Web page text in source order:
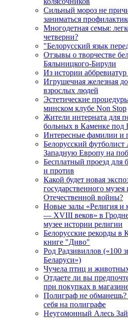
Сильный мороз не
заниматься
Многодетная семья:
четверни?
"Белорусский язык
Отзывы о творчестве
Бялыницкого-Бирули
Из истории
Игрушечная железная
взрослых людей
Эстетические
минском клубе Non Stop
Жители интерната для
больных в Каменке под
Интересные фамилии и
Белорусский
Западную Европу на
Бесплатный проезд для
и против
Какой будет новая
государственного
Отечественной войны?
Новые залы «Религия и
— XVIII веков» в
музее истории религии
Белорусские рекорды в
книге "Диво"
Род Радзивиллов («100
Беларуси»)
Чучела птиц и
Отдаете ли вы
при покупках в
Полиграф не
себя на полиграфе
Неугомонный Алесь